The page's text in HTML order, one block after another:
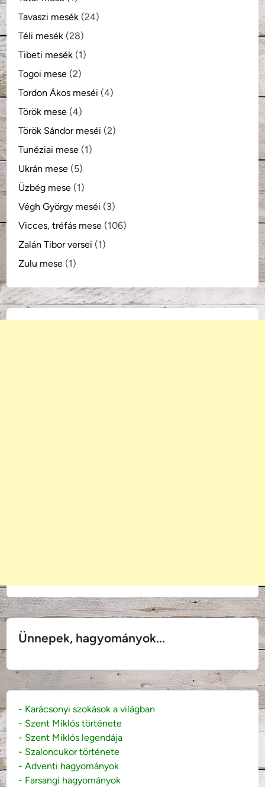
Tavaszi mesék (24)
Téli mesék (28)
Tibeti mesék (1)
Togoi mese (2)
Tordon Ákos meséi (4)
Török mese (4)
Török Sándor meséi (2)
Tunéziai mese (1)
Ukrán mese (5)
Üzbég mese (1)
Végh György meséi (3)
Vicces, tréfás mese (106)
Zalán Tibor versei (1)
Zulu mese (1)
Ünnepek, hagyományok...
- Karácsonyi szokások a világban
- Szent Miklós története
- Szent Miklós legendája
- Szaloncukor története
- Adventi hagyományok
- Farsangi hagyományok